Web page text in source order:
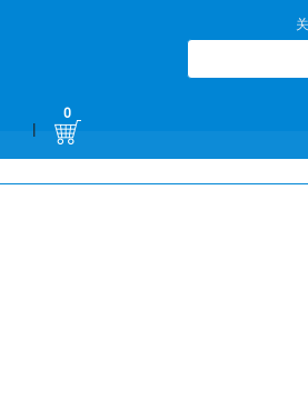
|
0